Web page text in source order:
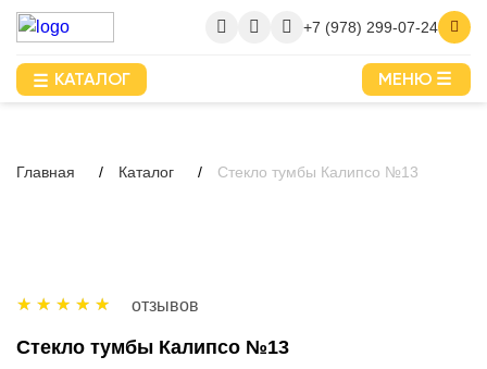
+7 (978) 299-07-24
КАТАЛОГ МЕНЮ
Главная Каталог Стекло тумбы Калипсо №13
отзывов
Стекло тумбы Калипсо №13